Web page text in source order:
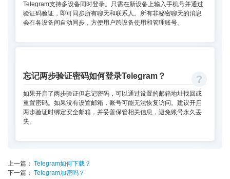
Telegram支持多设备同时登录。只需在新设备上输入手机号并通过
验证码验证，即可同步所有聊天和联系人。所有非秘密聊天的消息
会在各设备间自动同步，方便用户跨设备使用和管理账号。
忘记两步验证密码如何登录Telegram？
如果开启了两步验证但忘记密码，可以通过设置的邮箱地址找回或
重置密码。如果没有设置邮箱，账号可能无法恢复访问。建议开启
两步验证时绑定安全邮箱，并妥善保管相关信息，避免账号永久丢
失。
上一篇： Telegram如何下载？
下一篇： Telegram加密吗？